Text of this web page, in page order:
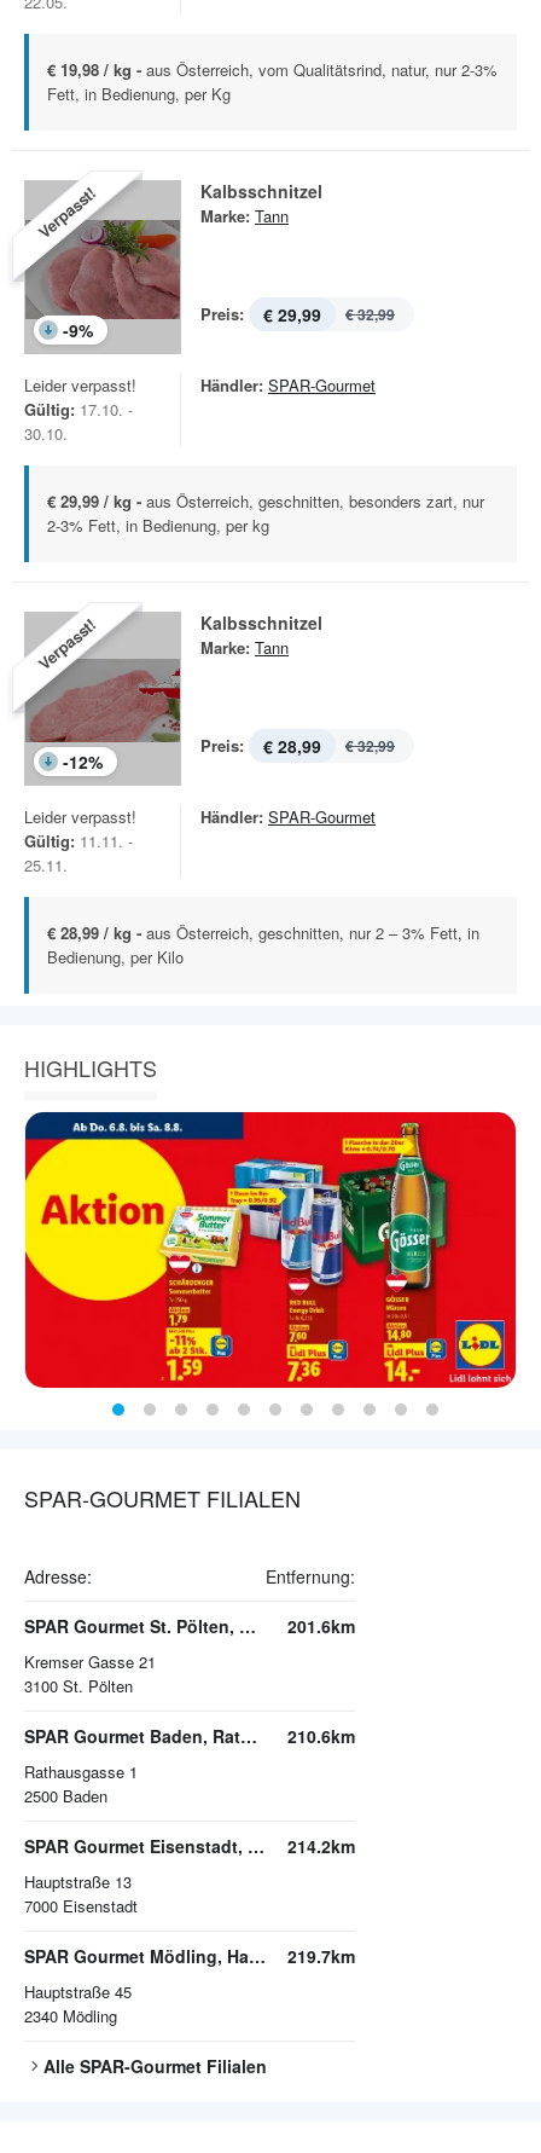
€ 19,98 / kg - aus Österreich, vom Qualitätsrind, natur, nur 2-3%
Fett, in Bedienung, per Kg
Verpasst!
-9%
Kalbsschnitzel
Marke: Tann
Preis: € 29,99 € 32,99
Leider verpasst!
Gültig: 17.10. -
30.10.
Händler: SPAR-Gourmet
€ 29,99 / kg - aus Österreich, geschnitten, besonders zart, nur
2-3% Fett, in Bedienung, per kg
Verpasst!
-12%
Kalbsschnitzel
Marke: Tann
Preis: € 28,99 € 32,99
Leider verpasst!
Gültig: 11.11. -
25.11.
Händler: SPAR-Gourmet
€ 28,99 / kg - aus Österreich, geschnitten, nur 2 – 3% Fett, in
Bedienung, per Kilo
HIGHLIGHTS
SPAR-GOURMET FILIALEN
Adresse: Entfernung:
SPAR Gourmet St. Pölten, Kremser Gasse
Kremser Gasse 21
3100 St. Pölten
201.6km
SPAR Gourmet Baden, Rathausgasse
Rathausgasse 1
2500 Baden
210.6km
SPAR Gourmet Eisenstadt, Hauptstraße
Hauptstraße 13
7000 Eisenstadt
214.2km
SPAR Gourmet Mödling, Hauptstraße
Hauptstraße 45
2340 Mödling
219.7km
Alle SPAR-Gourmet Filialen